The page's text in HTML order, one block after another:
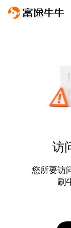
访
您所要访
刷